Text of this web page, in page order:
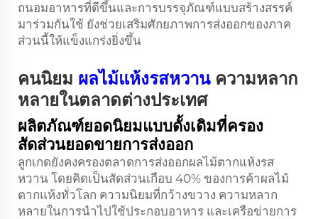
ถนอมอาหารที่ดีขึ้นและการบรรจุภัณฑ์แบบสร้างสรรค์
มาร่วมกันใช้ ยังช่วยเสริมศักยภาพการส่งออกของภาค
ส่วนนี้ให้แข็งแกร่งยิ่งขึ้น
คนนิยม ผลไม้แห้งรสหวาน ความหลาก
หลายในตลาดต่างประเทศ
ผลิตภัณฑ์ยอดนิยมแบบดั้งเดิมที่ครอง
สัดส่วนยอดขายการส่งออก
ลูกเกดยังคงครองตลาดการส่งออกผลไม้ตากแห้งรส
หวาน โดยคิดเป็นสัดส่วนเกือบ 40% ของการค้าผลไม้
ตากแห้งทั่วโลก ความนิยมที่กว้างขวาง ความหลาก
หลายในการนำไปใช้ประกอบอาหาร และเครือข่ายการ